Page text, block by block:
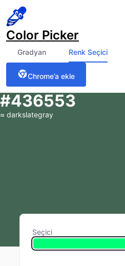
Color Picker
Gradyan Renk Seçici
Chrome’a ekle
#436553
≈ darkslategray
Seçici